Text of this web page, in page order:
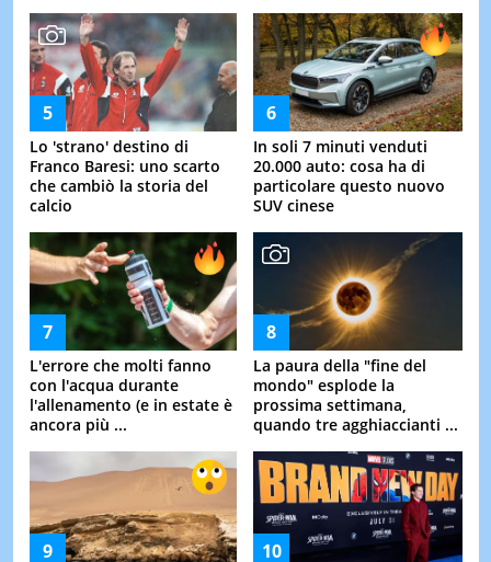
Lo 'strano' destino di
Franco Baresi: uno scarto
che cambiò la storia del
calcio
In soli 7 minuti venduti
20.000 auto: cosa ha di
particolare questo nuovo
SUV cinese
L'errore che molti fanno
con l'acqua durante
l'allenamento (e in estate è
ancora più ...
La paura della "fine del
mondo" esplode la
prossima settimana,
quando tre agghiaccianti ...